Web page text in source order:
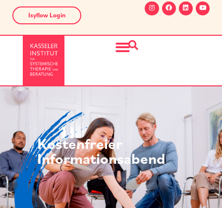
Isyflow Login
Kostenfreier
Informationsabend